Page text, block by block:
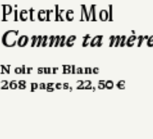
Ásta
Sigurdardóttir
Dehors, c’est
printemps